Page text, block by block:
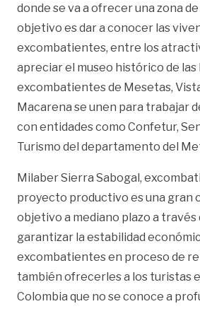
donde se va a ofrecer una zona
objetivo es dar a conocer las
excombatientes, entre los
apreciar el museo histórico de las
excombatientes de Mesetas,
Macarena se unen para trabajar
con entidades como Confetur,
Turismo del departamento del
Milaber Sierra Sabogal,
proyecto productivo es una gran
objetivo a mediano plazo a través
garantizar la estabilidad
excombatientes en proceso de
también ofrecerles a los turistas
Colombia que no se conoce a